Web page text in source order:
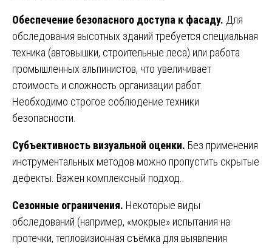
Обеспечение безопасного доступа к фасаду. Для
обследования высотных зданий требуется специальная
техника (автовышки, строительные леса) или работа
промышленных альпинистов, что увеличивает
стоимость и сложность организации работ.
Необходимо строгое соблюдение техники
безопасности.
Субъективность визуальной оценки. Без применения
инструментальных методов можно пропустить скрытые
дефекты. Важен комплексный подход.
Сезонные ограничения. Некоторые виды
обследований (например, «мокрые» испытания на
протечки, тепловизионная съёмка для выявления